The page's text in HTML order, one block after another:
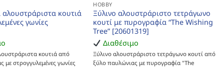
αλουστράριστα κουτιά
γωνίες
κουτιά από
με στρογγυλεμένες γωνίες
HOBBY
Ξύλινο αλουστράριστο τετράγωνο
κουτί με πυρογραφία “The Wishing
Tree” [20601319]
Διαθέσιμο
Ξύλινο αλουστράριστο τετράγωνο κουτί από
ξύλο παυλώνιας με πυρογραφία "The